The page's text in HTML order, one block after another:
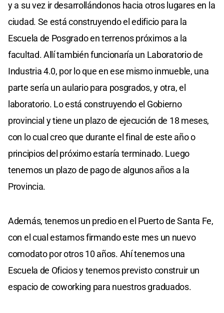
y a su vez ir desarrollándonos hacia otros lugares en la
ciudad. Se está construyendo el edificio para la
Escuela de Posgrado en terrenos próximos a la
facultad. Allí también funcionaría un Laboratorio de
Industria 4.0, por lo que en ese mismo inmueble, una
parte sería un aulario para posgrados, y otra, el
laboratorio. Lo está construyendo el Gobierno
provincial y tiene un plazo de ejecución de 18 meses,
con lo cual creo que durante el final de este año o
principios del próximo estaría terminado. Luego
tenemos un plazo de pago de algunos años a la
Provincia.
Además, tenemos un predio en el Puerto de Santa Fe,
con el cual estamos firmando este mes un nuevo
comodato por otros 10 años. Ahí tenemos una
Escuela de Oficios y tenemos previsto construir un
espacio de coworking para nuestros graduados.